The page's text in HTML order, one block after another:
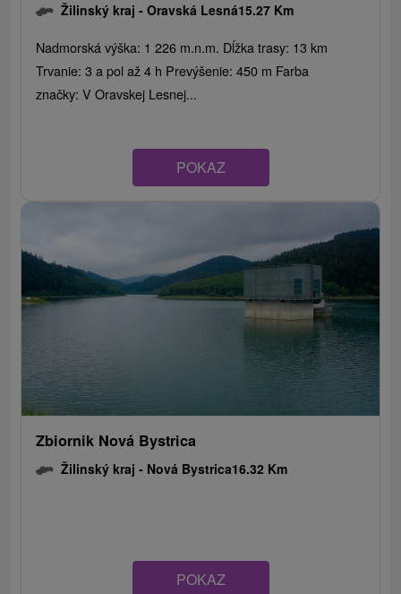
Žilinský kraj -Oravská Lesná15.27 Km
Nadmorská výška: 1 226 m.n.m. Dĺžka trasy: 13 km
Trvanie: 3 a pol až 4 h Prevýšenie: 450 m Farba
značky: V Oravskej Lesnej...
POKAZ
Zbiornik Nová Bystrica
Žilinský kraj - Nová Bystrica16.32 Km
POKAZ